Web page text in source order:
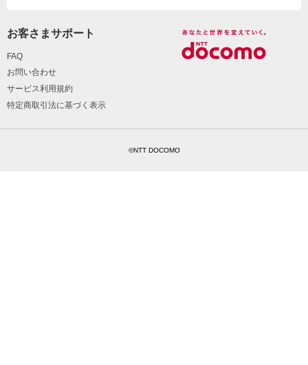
お客さまサポート
FAQ
お問い合わせ
サービス利用規約
特定商取引法に基づく表示
©NTT DOCOMO